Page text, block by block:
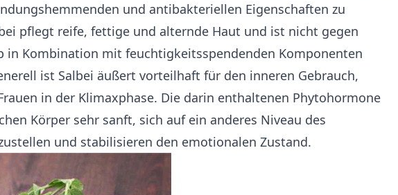
und antibakteriellen Eigenschaften zu
pflegt reife, fettige und alternde Haut und ist nicht gegen
in Kombination mit feuchtigkeitsspendenden Komponenten
ist Salbei äußert vorteilhaft für den inneren Gebrauch,
in der Klimaxphase. Die darin enthaltenen Phytohormone
Körper sehr sanft, sich auf ein anderes Niveau des
und stabilisieren den emotionalen Zustand.